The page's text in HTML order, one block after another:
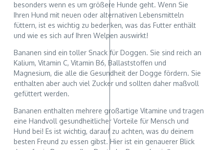
besonders wenn es um größere Hunde geht. Wenn Sie
Ihren Hund mit neuen oder alternativen Lebensmitteln
füttern, ist es wichtig zu bedenken, was das Futter enthält
und wie es sich auf Ihren Welpen auswirkt!
Bananen sind ein toller Snack für Doggen. Sie sind reich an
Kalium, Vitamin C, Vitamin B6, Ballaststoffen und
Magnesium, die alle die Gesundheit der Dogge fördern. Sie
enthalten aber auch viel Zucker und sollten daher maßvoll
gefüttert werden.
Bananen enthalten mehrere großartige Vitamine und tragen
eine Handvoll gesundheitlicher Vorteile für Mensch und
Hund bei! Es ist wichtig, darauf zu achten, was du deinem
besten Freund zu essen gibst. Hier ist ein genauerer Blick